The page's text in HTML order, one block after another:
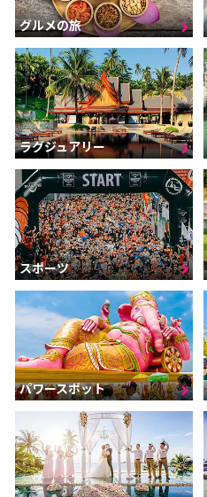
グルメの旅
ラグジュアリー
スポーツ
パワースポット